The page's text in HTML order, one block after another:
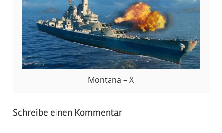
Montana – X
Schreibe einen Kommentar